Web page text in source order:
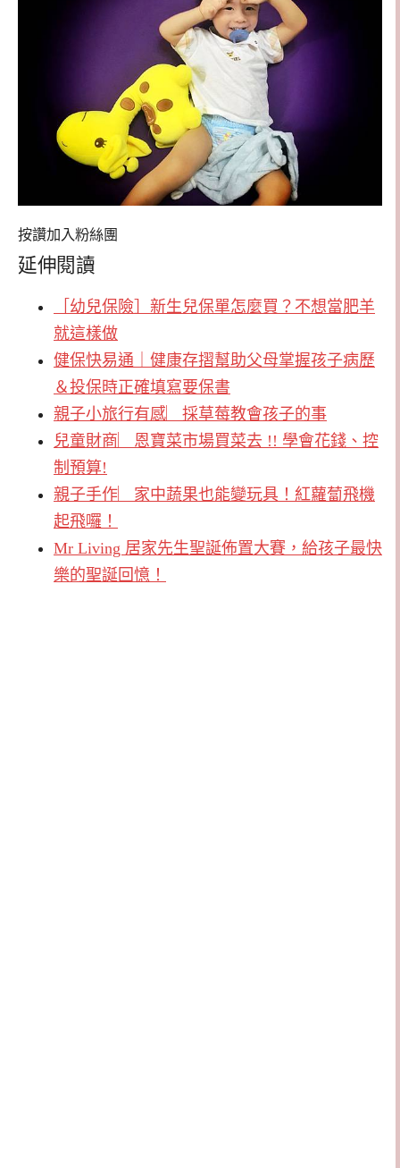
按讚加入粉絲團
延伸閱讀
［幼兒保險］新生兒保單怎麼買？不想當肥羊
就這樣做
健保快易通｜健康存摺幫助父母掌握孩子病歷
＆投保時正確填寫要保書
親子小旅行有感︳採草莓教會孩子的事
兒童財商︳恩寶菜市場買菜去 !! 學會花錢、控
制預算!
親子手作︳家中蔬果也能變玩具！紅蘿蔔飛機
起飛囉！
Mr Living 居家先生聖誕佈置大賽，給孩子最快
樂的聖誕回憶！